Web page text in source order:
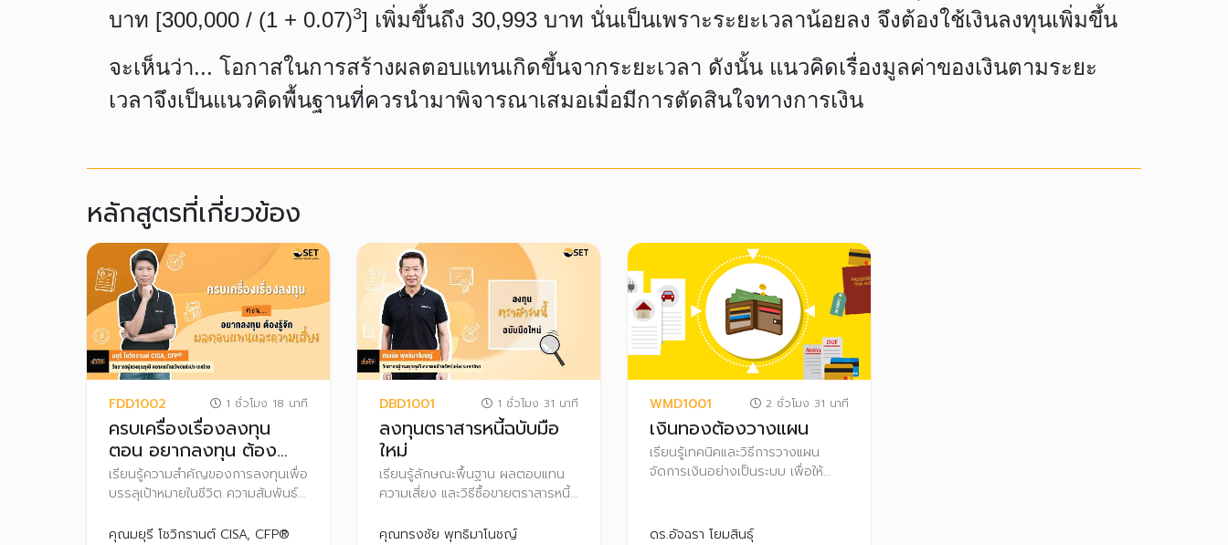
บาท [300,000 / (1 + 0.07)3] เพิ่มขึ้นถึง 30,993 บาท นั่นเป็นเพราะระยะเวลาน้อยลง จึงต้องใช้เงินลงทุนเพิ่มขึ้น
จะเห็นว่า... โอกาสในการสร้างผลตอบแทนเกิดขึ้นจากระยะเวลา ดังนั้น แนวคิดเรื่องมูลค่าของเงินตามระยะ
เวลาจึงเป็นแนวคิดพื้นฐานที่ควรนำมาพิจารณาเสมอเมื่อมีการตัดสินใจทางการเงิน
หลักสูตรที่เกี่ยวข้อง
FDD1002 1 ชั่วโมง 18 นาที
ครบเครื่องเรื่องลงทุน
ตอน อยากลงทุน ต้อง
รู้จักผลตอบแทนและความ
เสี่ยง
เรียนรู้ความสำคัญของการลงทุนเพื่อ
บรรลุเป้าหมายในชีวิต ความสัมพันธ์
การลงทุน เพื่อวางแผนลงทุนได้
คุณมยุรี โชวิกรานต์ CISA, CFP®
DBD1001 1 ชั่วโมง 31 นาที
ลงทุนตราสารหนี้ฉบับมือ
ใหม่
เรียนรู้ลักษณะพื้นฐาน ผลตอบแทน
ความเสี่ยง และวิธีซื้อขายตราสารหนี้
ตัดสินใจลงทุนได้อย่างเหมาะสม
คุณทรงชัย พุทธิมาโนชญ์
WMD1001 2 ชั่วโมง 31 นาที
เงินทองต้องวางแผน
เรียนรู้เทคนิคและวิธีการวางแผน
จัดการเงินอย่างเป็นระบบ เพื่อให้
อิสรภาพทางการเงินได้
ดร.อัจฉรา โยมสินธุ์